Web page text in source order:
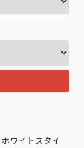
ホワイトスタイ